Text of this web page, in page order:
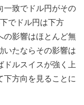
一致でドル円がその
でドル円は下方
の影響はほとんど無
いたならその影響は
ドルスイスが強く上
下方向を見ることに